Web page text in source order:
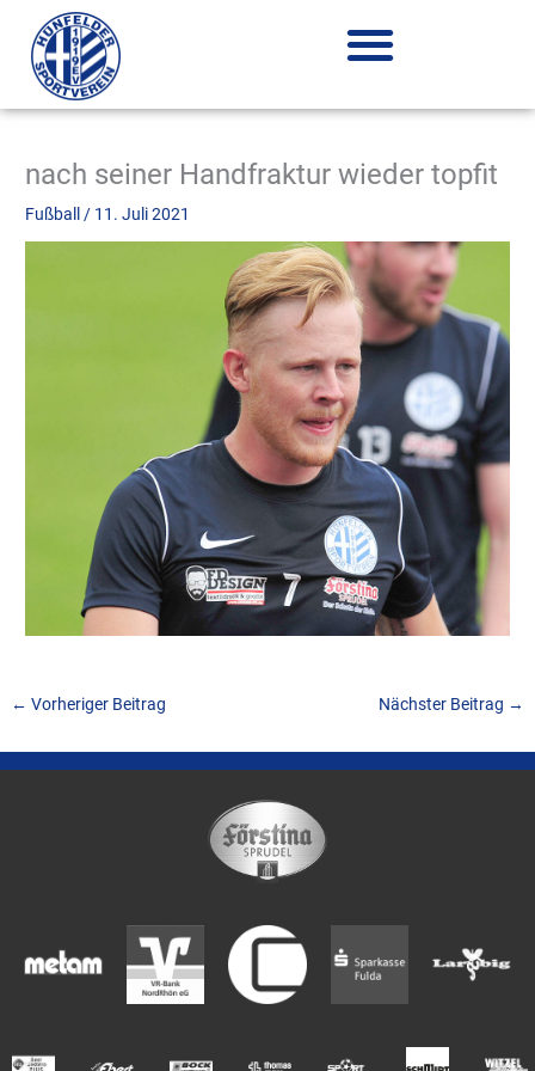
Inhalt
springen
nach seiner Handfraktur wieder topfit
Fußball / 11. Juli 2021
← Vorheriger Beitrag Nächster Beitrag →